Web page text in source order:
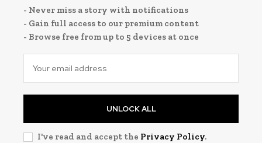
- Never miss a story with notifications
- Gain full access to our premium content
- Browse free from up to 5 devices at once
UNLOCK ALL
I've read and accept the Privacy Policy.